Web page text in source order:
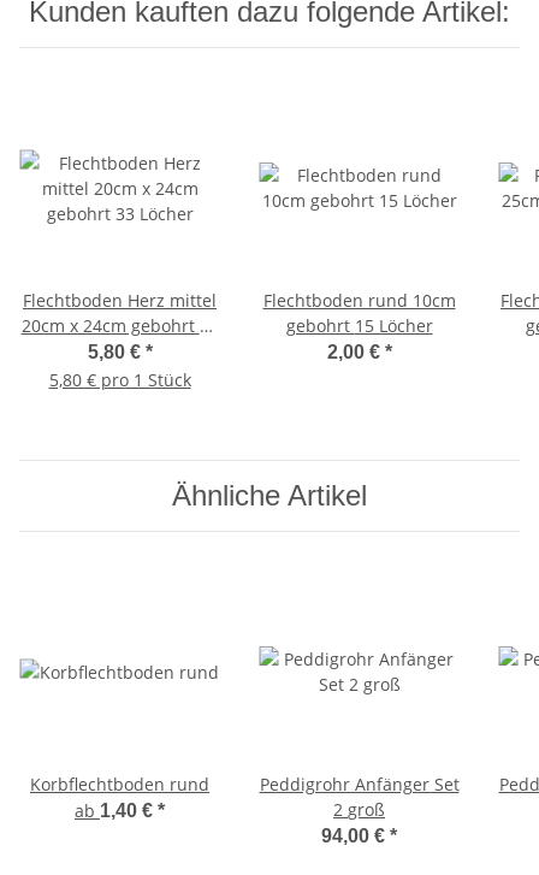
Kunden kauften dazu folgende Artikel:
Flechtboden Herz mittel
20cm x 24cm gebohrt 33
Löcher
5,80 € *
5,80 € pro 1 Stück
Flechtboden rund 10cm
gebohrt 15 Löcher
2,00 € *
Ähnliche Artikel
Korbflechtboden rund
ab 1,40 € *
Peddigrohr Anfänger Set
2 groß
94,00 € *